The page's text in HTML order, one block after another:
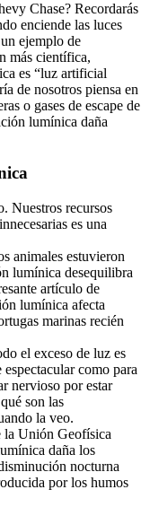
Chase? Recordarás
enciende las luces
ejemplo de
más científica,
es “luz artificial
de nosotros piensa en
o gases de escape de
lumínica daña
Nuestros recursos
es una
animales estuvieron
lumínica desequilibra
artículo de
lumínica afecta
marinas recién
el exceso de luz es
como para
nervioso por estar
son las
la veo.
la Unión Geofísica
daña los
nocturna
por los humos